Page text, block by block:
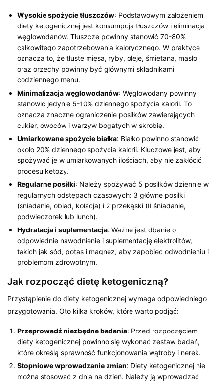
Wysokie spożycie tłuszczów: Podstawowym założeniem
diety ketogenicznej jest konsumpcja tłuszczów i eliminacja
węglowodanów. Tłuszcze powinny stanowić 70-80%
całkowitego zapotrzebowania kalorycznego. W praktyce
oznacza to, że tłuste mięsa, ryby, oleje, śmietana, masło
oraz orzechy powinny być głównymi składnikami
codziennego menu.
Minimalizacja węglowodanów: Węglowodany powinny
stanowić jedynie 5-10% dziennego spożycia kalorii. To
oznacza znaczne ograniczenie posiłków zawierających
cukier, owoców i warzyw bogatych w skrobię.
Umiarkowane spożycie białka: Białko powinno stanowić
około 20% dziennego spożycia kalorii. Kluczowe jest, aby
spożywać je w umiarkowanych ilościach, aby nie zakłócić
procesu ketozy.
Regularne posiłki: Należy spożywać 5 posiłków dziennie w
regularnych odstępach czasowych: 3 główne posiłki
(śniadanie, obiad, kolacja) i 2 przekąski (II śniadanie,
podwieczorek lub lunch).
Hydratacja i suplementacja: Ważne jest dbanie o
odpowiednie nawodnienie i suplementację elektrolitów,
takich jak sód, potas i magnez, aby zapobiec odwodnieniu i
problemom zdrowotnym.
Jak rozpocząć dietę ketogeniczną?
Przystąpienie do diety ketogenicznej wymaga odpowiedniego
przygotowania. Oto kilka kroków, które warto podjąć:
Przeprowadź niezbędne badania: Przed rozpoczęciem
diety ketogenicznej powinno się wykonać zestaw badań,
które określą sprawność funkcjonowania wątroby i nerek.
Stopniowe wprowadzanie zmian: Diety ketogenicznej nie
można stosować z dnia na dzień. Należy ją wprowadzać